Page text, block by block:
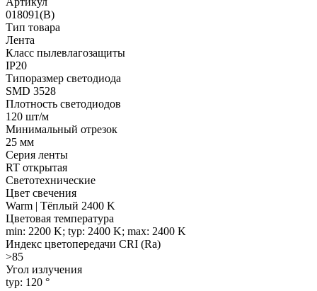
018091(B)
Тип товара
Лента
Класс пылевлагозащиты
IP20
Типоразмер светодиода
SMD 3528
Плотность светодиодов
120 шт/м
Минимальный отрезок
25 мм
Серия ленты
RT открытая
Светотехнические
Цвет свечения
Warm | Тёплый 2400 K
Цветовая температура
min: 2200 K; typ: 2400 K; max: 2400 K
Индекс цветопередачи CRI (Ra)
>85
Угол излучения
typ: 120 °